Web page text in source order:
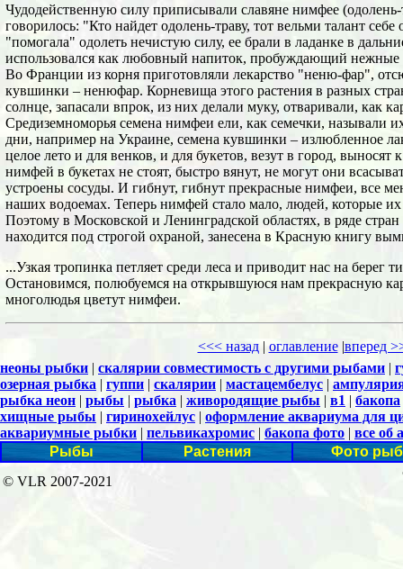
Чудодейственную силу приписывали славяне нимфее
говорилось: "Кто найдет одолень-траву, тот вельми талант
"помогала" одолеть нечистую силу, ее брали в ладанке в
использовался как любовный напиток, пробуждающий нежные
Во Франции из корня приготовляли лекарство "неню-фар",
кувшинки – ненюфар. Корневища этого растения в разных
солнце, запасали впрок, из них делали муку, отваривали, как
Средиземноморья семена нимфеи ели, как семечки, называли
дни, например на Украине, семена кувшинки – излюбленное
целое лето и для венков, и для букетов, везут в город,
нимфей в букетах не стоят, быстро вянут, не могут они
устроены сосуды. И гибнут, гибнут прекрасные нимфеи, все
наших водоемах. Теперь нимфей стало мало, людей, которые
Поэтому в Московской и Ленинградской областях, в ряде
находится под строгой охраной, занесена в Красную книгу
...Узкая тропинка петляет среди леса и приводит нас на берег
Остановимся, полюбуемся на открывшуюся нам прекрасную
многолюдья цветут нимфеи.
<<< назад| оглавление|вперед
неоны рыбки | скалярии совместимость с другими рыбами |
озерная рыбка | гуппи | скалярии | мастацембелус |
рыбка неон | рыбы | рыбка | живородящие рыбы | в1 | бакопа
хищные рыбы | гиринохейлус | оформление аквариума для
аквариумные рыбки | пельвикахромис | бакопа фото | все об
Рыбы
Растения
Фото рыб
© VLR 2007-2021